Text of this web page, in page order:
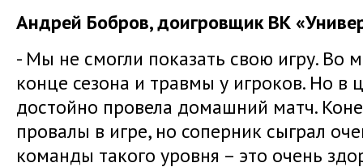
Андрей Бобров, доигровщик ВК
- Мы не смогли показать свою игру. Во
конце сезона и травмы у игроков. Но
достойно провела домашний матч.
провалы в игре, но соперник сыграл
команды такого уровня – это очень